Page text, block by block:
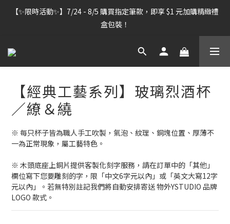
【雷雕訂單出貨暫停】7/30–8/7 進行機器維護，期間「含雷雕之
訂單」將暫停出貨，敬請見諒。
【✨限時活動✨】7/24 - 8/5 購買指定筆款，即享 $1 元加購精緻禮
盒包裝！
【雷雕訂單出貨暫停】7/30–8/7 進行機器維護，期間「含雷雕之
【經典工藝系列】玻璃烈酒杯
／繚＆繞
※ 每只杯子皆為職人手工吹製，氣泡、紋理、銅塊位置、厚薄不
一為正常現象，屬工藝特色。
※ 木頭底座上銅片提供客製化刻字服務，請在訂單中的「其他」
欄位寫下您要雕刻的字，限「中文6字元以內」或「英文大寫12字
元以內」。若無特別註記我們將自動安排寄送 物外YSTUDIO 品牌
LOGO 款式。